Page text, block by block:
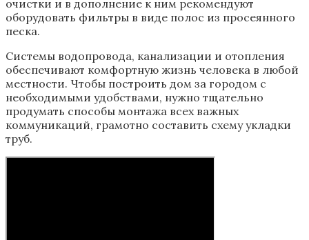
очистки и в дополнение к ним рекомендуют
оборудовать фильтры в виде полос из просеянного
песка.
Системы водопровода, канализации и отопления
обеспечивают комфортную жизнь человека в любой
местности. Чтобы построить дом за городом с
необходимыми удобствами, нужно тщательно
продумать способы монтажа всех важных
коммуникаций, грамотно составить схему укладки
труб.